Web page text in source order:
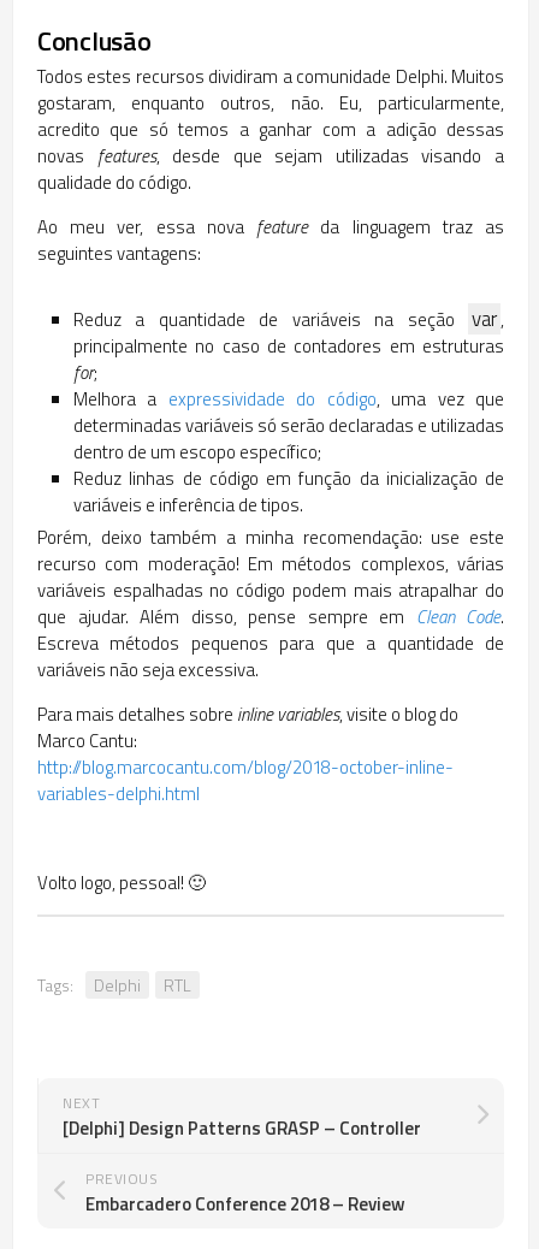
Conclusão
Todos estes recursos dividiram a comunidade Delphi. Muitos
gostaram, enquanto outros, não. Eu, particularmente,
acredito que só temos a ganhar com a adição dessas
novas features, desde que sejam utilizadas visando a
qualidade do código.
Ao meu ver, essa nova featureda linguagem traz as
seguintes vantagens:
Reduz a quantidade de variáveis na seção var,
principalmente no caso de contadores em estruturas
for;
Melhora a expressividade do código, uma vez que
determinadas variáveis só serão declaradas e utilizadas
dentro de um escopo específico;
Reduz linhas de código em função da inicialização de
variáveis e inferência de tipos.
Porém, deixo também a minha recomendação: use este
recurso com moderação! Em métodos complexos, várias
variáveis espalhadas no código podem mais atrapalhar do
que ajudar. Além disso, pense sempre em Clean Code.
Escreva métodos pequenos para que a quantidade de
variáveis não seja excessiva.
Para mais detalhes sobre inline variables, visite o blog do
Marco Cantu:
http://blog.marcocantu.com/blog/2018-october-inline-
variables-delphi.html
Volto logo, pessoal! 🙂
Tags: Delphi RTL
NEXT
[Delphi] Design Patterns GRASP – Controller
PREVIOUS
Embarcadero Conference 2018 – Review